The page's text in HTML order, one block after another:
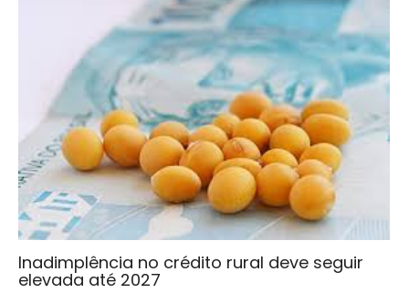
Inadimplência no crédito rural deve seguir
elevada até 2027